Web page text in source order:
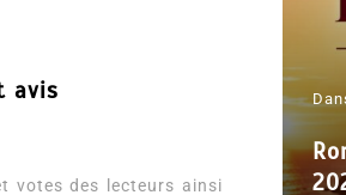
avis
votes des lecteurs ainsi
Romances –
2026